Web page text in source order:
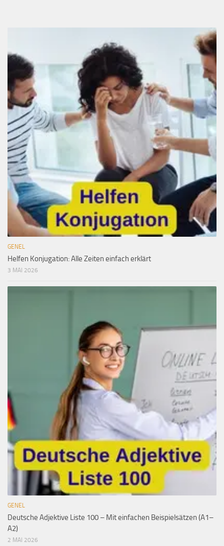
GENEL
Helfen Konjugation: Alle Zeiten einfach erklärt
3 MAI 2026
GENEL
Deutsche Adjektive Liste 100 – Mit einfachen Beispielsätzen (A1–
A2)
2 MAI 2026